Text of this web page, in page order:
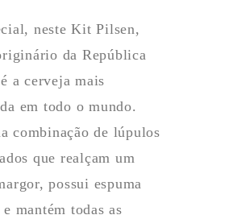
neste Kit Pilsen,
da República
a cerveja mais
em todo o mundo.
combinação de lúpulos
que realçam um
possui espuma
mantém todas as